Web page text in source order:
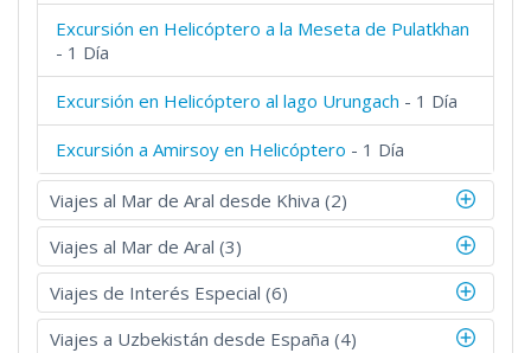
Excursión en Helicóptero a la Meseta de Pulatkhan
- 1 Día
Excursión en Helicóptero al lago Urungach - 1 Día
Excursión a Amirsoy en Helicóptero - 1 Día
Viajes al Mar de Aral desde Khiva (2)
Viajes al Mar de Aral (3)
Viajes de Interés Especial (6)
Viajes a Uzbekistán desde España (4)